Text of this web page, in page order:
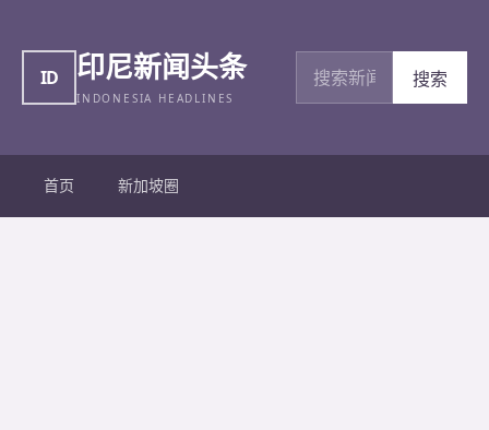
ID 印尼新闻头条
INDONESIA HEADLINES
搜索新闻
搜索
首页 新加坡圈